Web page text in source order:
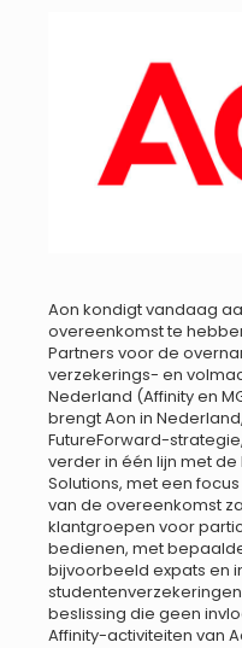
Aon kondigt vandaag
overeenkomst te
Partners voor de
verzekerings- en
Nederland (Affinity en
brengt Aon in
FutureForward-
verder in één lijn met de
Solutions, met een
van de overeenkomst
klantgroepen voor
bedienen, met
bijvoorbeeld expats en
beslissing die geen
Affinity-activiteiten van